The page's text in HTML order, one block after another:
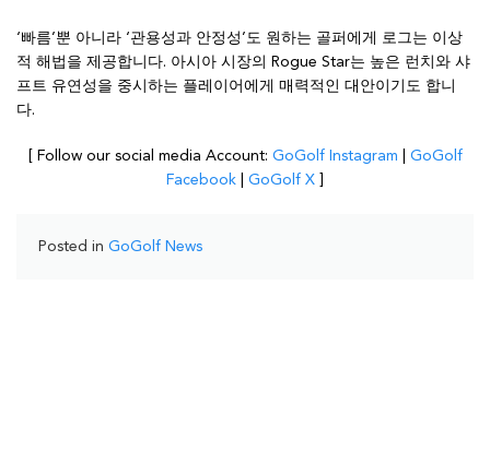
‘빠름’뿐 아니라 ‘관용성과 안정성’도 원하는 골퍼에게 로그는 이상
적 해법을 제공합니다. 아시아 시장의 Rogue Star는 높은 런치와 샤
프트 유연성을 중시하는 플레이어에게 매력적인 대안이기도 합니
다.
[ Follow our social media Account: GoGolf Instagram
GoGolf
Facebook
GoGolf X
Posted in GoGolf News